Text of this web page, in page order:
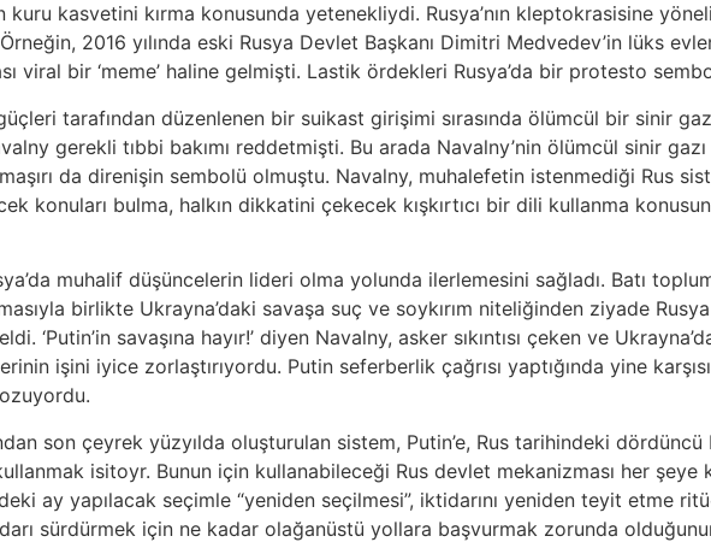
kasvetini kırma konusunda yetenekliydi. Rusya’nın kleptokrasisine
2016 yılında eski Rusya Devlet Başkanı Dimitri Medvedev’in lüks
viral bir ‘meme’ haline gelmişti. Lastik ördekleri Rusya’da bir protesto
tarafından düzenlenen bir suikast girişimi sırasında ölümcül bir sinir
gerekli tıbbi bakımı reddetmişti. Bu arada Navalny’nin ölümcül sinir
da direnişin sembolü olmuştu. Navalny, muhalefetin istenmediği Rus
konuları bulma, halkın dikkatini çekecek kışkırtıcı bir dili kullanma
muhalif düşüncelerin lideri olma yolunda ilerlemesini sağladı. Batı
birlikte Ukrayna’daki savaşa suç ve soykırım niteliğinden ziyade
‘Putin’in savaşına hayır!’ diyen Navalny, asker sıkıntısı çeken ve
işini iyice zorlaştırıyordu. Putin seferberlik çağrısı yaptığında yine
son çeyrek yüzyılda oluşturulan sistem, Putin’e, Rus tarihindeki
isitoyr. Bunun için kullanabileceği Rus devlet mekanizması her şeye
ay yapılacak seçimle “yeniden seçilmesi”, iktidarını yeniden teyit etme
sürdürmek için ne kadar olağanüstü yollara başvurmak zorunda